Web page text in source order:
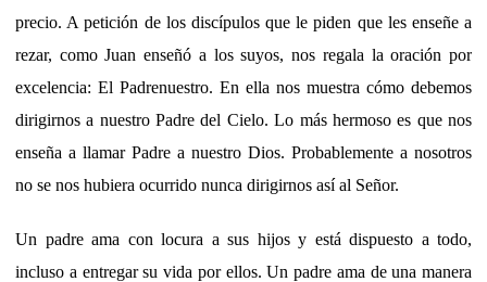
precio. A petición de los discípulos que le piden que les enseñe a
rezar, como Juan enseñó a los suyos, nos regala la oración por
excelencia: El Padrenuestro. En ella nos muestra cómo debemos
dirigirnos a nuestro Padre del Cielo. Lo más hermoso es que nos
enseña a llamar Padre a nuestro Dios. Probablemente a nosotros
no se nos hubiera ocurrido nunca dirigirnos así al Señor.
Un padre ama con locura a sus hijos y está dispuesto a todo,
incluso a entregar su vida por ellos. Un padre ama de una manera